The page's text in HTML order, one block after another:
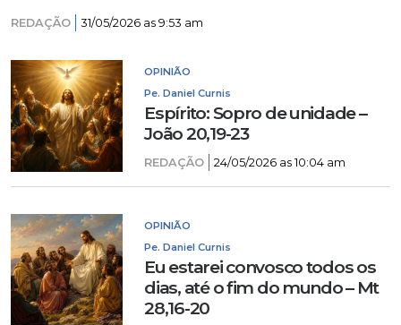
REDAÇÃO 31/05/2026 as 9:53 am
OPINIÃO
Pe. Daniel Curnis
Espírito: Sopro de unidade –
João 20,19-23
REDAÇÃO 24/05/2026 as 10:04 am
OPINIÃO
Pe. Daniel Curnis
Eu estarei convosco todos os
dias, até o fim do mundo – Mt
28,16-20